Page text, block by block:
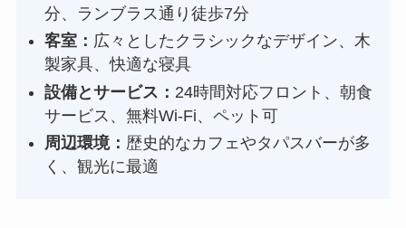
分、ランブラス通り徒歩7分
客室： 広々としたクラシックなデザイン、木
製家具、快適な寝具
設備とサービス： 24時間対応フロント、朝食
サービス、無料Wi-Fi、ペット可
周辺環境： 歴史的なカフェやタパスバーが多
く、観光に最適